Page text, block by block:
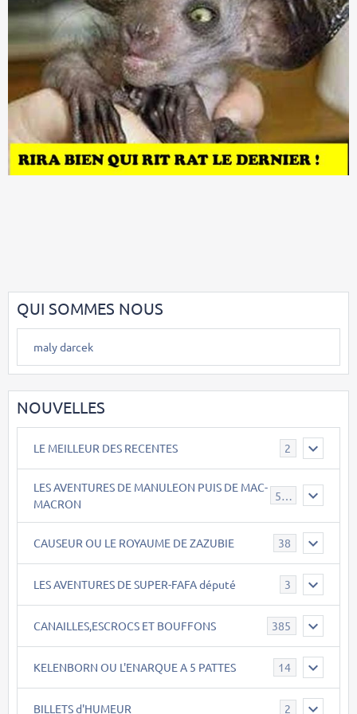
QUI SOMMES NOUS
maly darcek
NOUVELLES
LE MEILLEUR DES RECENTES 2
LES AVENTURES DE MANULEON PUIS DE MAC-
MACRON
543
CAUSEUR OU LE ROYAUME DE ZAZUBIE 38
LES AVENTURES DE SUPER-FAFA député 3
CANAILLES,ESCROCS ET BOUFFONS 385
KELENBORN OU L'ENARQUE A 5 PATTES 14
BILLETS d'HUMEUR 2